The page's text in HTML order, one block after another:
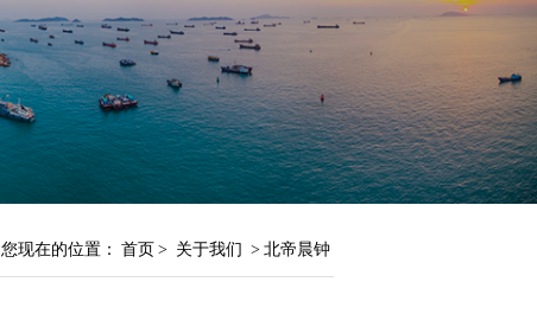
您现在的位置： 首页 > 关于我们 > 北帝晨钟